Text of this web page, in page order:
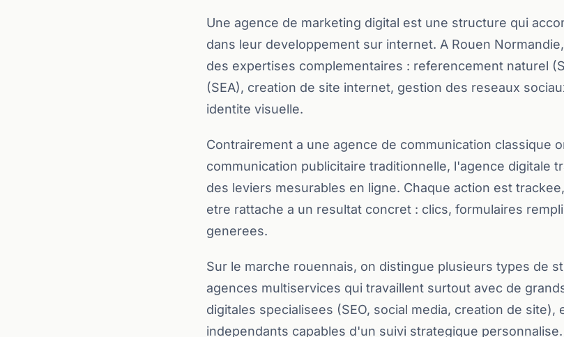
Une agence de marketing digital est une structure qui
dans leur developpement sur internet. A Rouen
des expertises complementaires : referencement naturel
(SEA), creation de site internet, gestion des reseaux
identite visuelle.
Contrairement a une agence de communication classique
communication publicitaire traditionnelle, l'agence digitale
des leviers mesurables en ligne. Chaque action est
etre rattache a un resultat concret : clics, formulaires
generees.
Sur le marche rouennais, on distingue plusieurs types de
agences multiservices qui travaillent surtout avec de
digitales specialisees (SEO, social media, creation de site),
independants capables d'un suivi strategique